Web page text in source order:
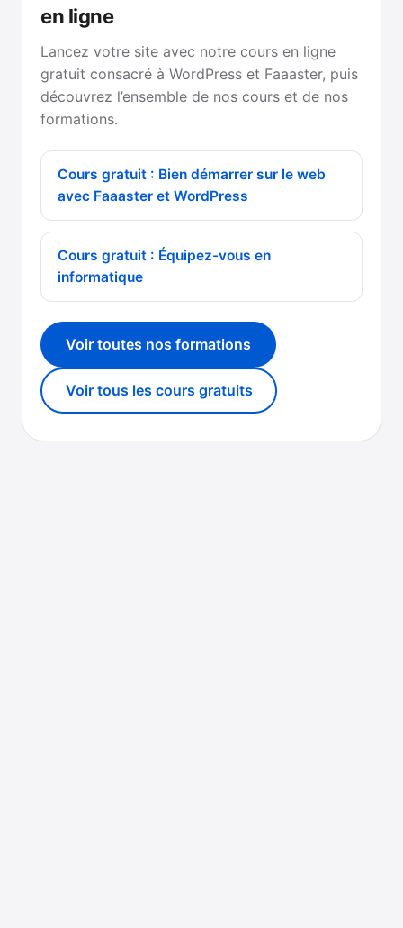
en ligne
Lancez votre site avec notre cours en ligne
gratuit consacré à WordPress et Faaaster, puis
découvrez l’ensemble de nos cours et de nos
formations.
Cours gratuit : Bien démarrer sur le web
avec Faaaster et WordPress
Cours gratuit : Équipez-vous en
informatique
Voir toutes nos formations
Voir tous les cours gratuits